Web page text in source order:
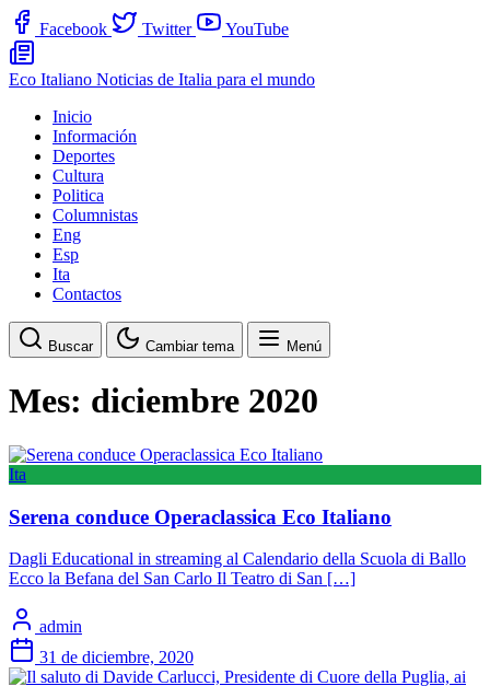
Facebook Twitter YouTube
Eco Italiano Noticias de Italia para el mundo
Inicio
Información
Deportes
Cultura
Politica
Columnistas
Eng
Esp
Ita
Contactos
Buscar Cambiar tema Menú
Mes: diciembre 2020
Ita
Serena conduce Operaclassica Eco Italiano
Dagli Educational in streaming al Calendario della Scuola di Ballo
Ecco la Befana del San Carlo Il Teatro di San […]
admin
31 de diciembre, 2020